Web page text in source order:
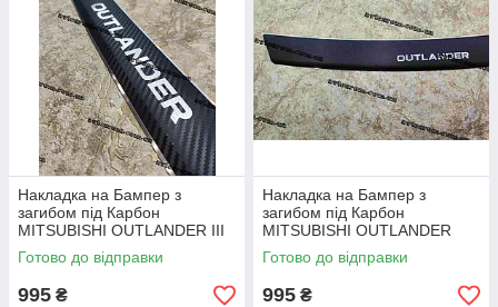
Накладка на Бампер з
загибом під Карбон
MITSUBISHI OUTLANDER III
FL *2015-2023р Мітсубісі
Мітсубіші Аутлендер Преміум
Готово до відправки
995 ₴
Накладка на Бампер з
загибом під Карбон
MITSUBISHI OUTLANDER
*2012-2015 рік Мітсубісі
Мітсубіші Аутлендер з
Готово до відправки
995 ₴